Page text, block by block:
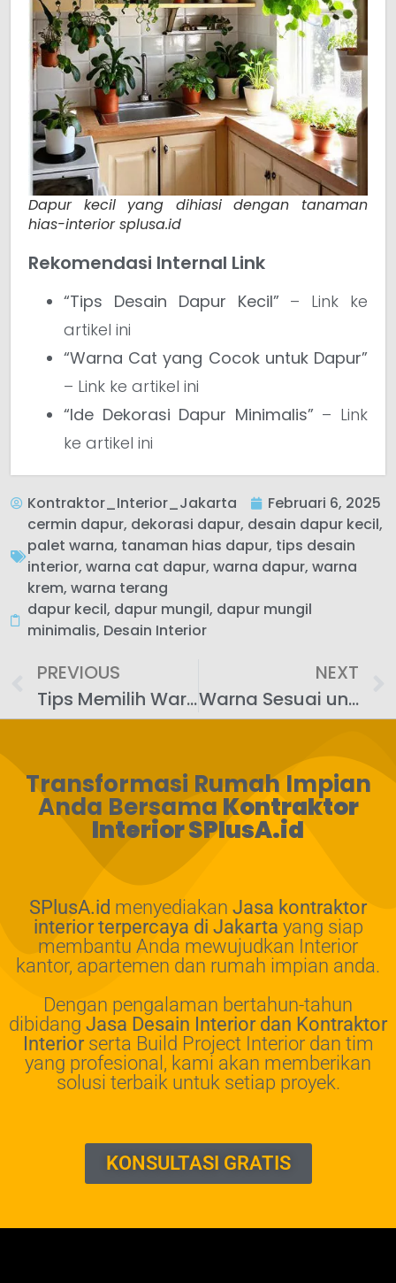
Dapur kecil yang dihiasi dengan tanaman
hias-interior splusa.id
Rekomendasi Internal Link
“Tips Desain Dapur Kecil”– Link ke
artikel ini
“Warna Cat yang Cocok untuk Dapur”
– Link ke artikel ini
“Ide Dekorasi Dapur Minimalis”– Link
ke artikel ini
Kontraktor_Interior_Jakarta
Februari 6, 2025
cermin dapur, dekorasi dapur, desain dapur kecil,
palet warna, tanaman hias dapur, tips desain
interior, warna cat dapur, warna dapur, warna
krem, warna terang
dapur kecil, dapur mungil, dapur mungil
minimalis, Desain Interior
PREVIOUS
Tips Memilih Warna Sesuai untuk Dapur Kecil yang Fungsional
NEXT
Warna Sesuai untuk Dapur Kecil: Menggunakan Aksen Warna untuk Menarik Perhatian
Transformasi Rumah Impian
Anda Bersama Kontraktor
Interior SPlusA.id
SPlusA.id menyediakan Jasa kontraktor
interior terpercaya di Jakarta yang siap
membantu Anda mewujudkan Interior
kantor, apartemen dan rumah impian anda.
Dengan pengalaman bertahun-tahun
dibidang Jasa Desain Interior dan Kontraktor
Interiorserta Build Project Interior dan tim
yang profesional, kami akan memberikan
solusi terbaik untuk setiap proyek.
KONSULTASI GRATIS